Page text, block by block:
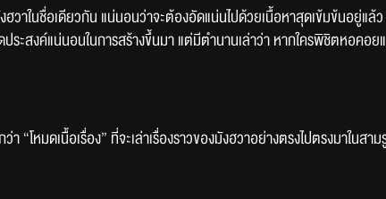
าในชื่อเดียวกัน แน่นอนว่าจะต้องอัดแน่นไปด้วยเนื้อหาสุดเข้มข้นอยู่แล้
ระสงค์แน่นอนในการสร้างขึ้นมา แต่มีตำนานเล่าว่า หากใครพิชิตหอคอย
า “โหมดเนื้อเรื่อง” ที่จะเล่าเรื่องราวของมังฮวาอย่างตรงไปตรงมาใ